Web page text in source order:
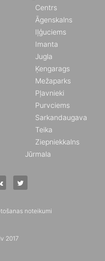
Centrs
Āgenskalns
Iļģuciems
Imanta
Jugla
Ķengarags
Mežaparks
Pļavnieki
Purvciems
Sarkandaugava
Teika
Ziepniekkalns
Jūrmala
noteikumi
© KurMajas.lv 2017